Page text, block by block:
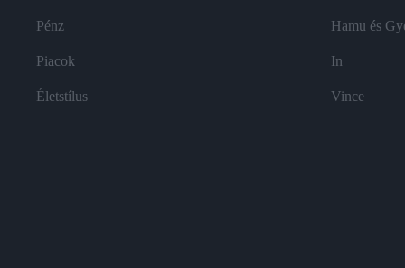
Pénz
Piacok
Életstílus
Hamu és
In
Vince